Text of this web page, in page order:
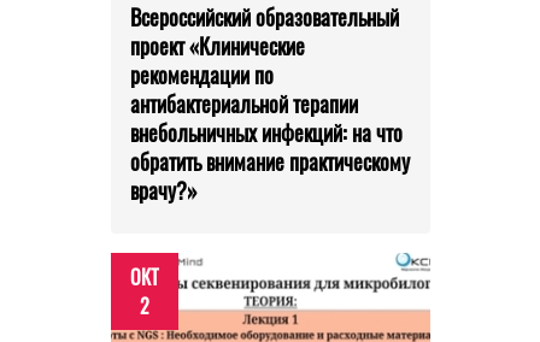
Всероссийский образовательный
проект «Клинические
рекомендации по
антибактериальной терапии
внебольничных инфекций: на что
обратить внимание практическому
врачу?»
ОКТ
2